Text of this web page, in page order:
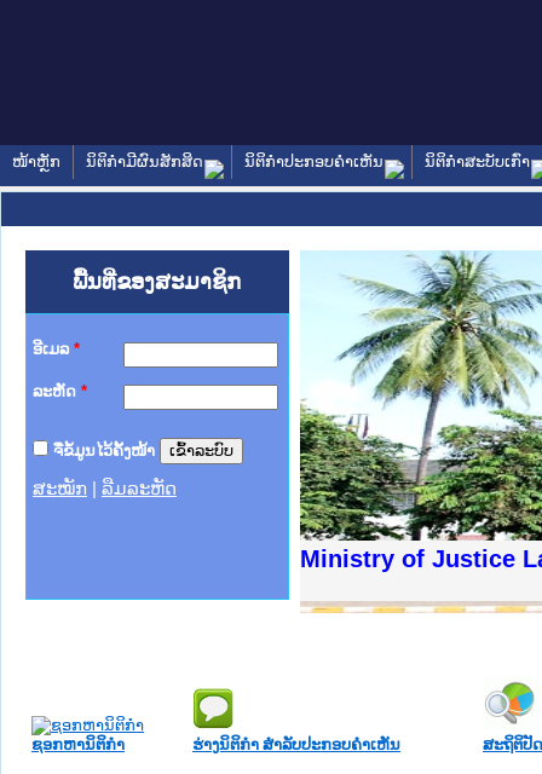
ໜ້າຫຼັກ ນິຕິກໍາມີຜົນສັກສິດ ນິຕິກໍາປະກອບຄໍາເຫັນ ນິຕິກໍາສະບັບເກົ່າ
ພື້ນທີ່ຂອງສະມາຊິກ
ອີເມລ *
ລະຫັດ *
ຈື່ຂໍ້ມູນໄວ້ຄັ້ງໜ້າ
ສະໝັກ ລືມລະຫັດ
Ministry of Justice
ຊາຊົນ ພາກເໜືອ
ການ
ກາງ
ກໃຕ້
ນຕຳຫຼວດປະຊາຊົນ
ສັນຕິບານປະຊາຊົນ
ກເໜືອ
ຊາຊົນ ພາກກາງ
ຊອກຫານິຕິກໍາ ຮ່າງນິຕິກໍາ ສໍາລັບປະກອບຄໍາເຫັນ ສະຖິຕິປັ